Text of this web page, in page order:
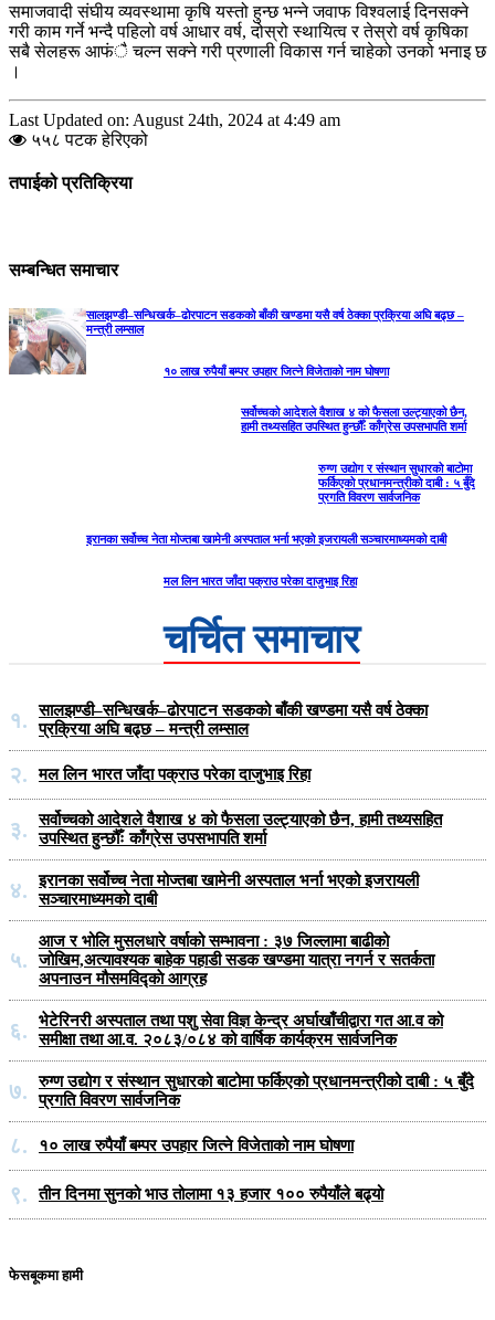
समाजवादी संघीय व्यवस्थामा कृषि यस्तो हुन्छ भन्ने जवाफ विश्वलाई दिनसक्ने
गरी काम गर्ने भन्दै पहिलो वर्ष आधार वर्ष, दोस्रो स्थायित्व र तेस्रो वर्ष कृषिका
सबै सेलहरू आफंै चल्न सक्ने गरी प्रणाली विकास गर्न चाहेको उनको भनाइ छ
।
Last Updated on: August 24th, 2024 at 4:49 am
५५८ पटक हेरिएको
तपाईको प्रतिक्रिया
सम्बन्धित समाचार
सालझण्डी–सन्धिखर्क–ढोरपाटन सडकको बाँकी खण्डमा यसै वर्ष ठेक्का प्रक्रिया अघि बढ्छ –
मन्त्री लम्साल
१० लाख रुपैयाँ बम्पर उपहार जित्ने विजेताको नाम घोषणा
सर्वोच्चको आदेशले वैशाख ४ को फैसला उल्ट्याएको छैन,
हामी तथ्यसहित उपस्थित हुन्छौँः काँग्रेस उपसभापति शर्मा
रुग्ण उद्योग र संस्थान सुधारको बाटोमा
फर्किएको प्रधानमन्त्रीको दाबी : ५ बुँदे
प्रगति विवरण सार्वजनिक
इरानका सर्वोच्च नेता मोज्तबा खामेनी अस्पताल भर्ना भएको इजरायली सञ्चारमाध्यमको दाबी
मल लिन भारत जाँदा पक्राउ परेका दाजुभाइ रिहा
चर्चित समाचार
१.
सालझण्डी–सन्धिखर्क–ढोरपाटन सडकको बाँकी खण्डमा यसै वर्ष ठेक्का
प्रक्रिया अघि बढ्छ – मन्त्री लम्साल
२. मल लिन भारत जाँदा पक्राउ परेका दाजुभाइ रिहा
३.
सर्वोच्चको आदेशले वैशाख ४ को फैसला उल्ट्याएको छैन, हामी तथ्यसहित
उपस्थित हुन्छौँः काँग्रेस उपसभापति शर्मा
४.
इरानका सर्वोच्च नेता मोज्तबा खामेनी अस्पताल भर्ना भएको इजरायली
सञ्चारमाध्यमको दाबी
५.
आज र भोलि मुसलधारे वर्षाको सम्भावना : ३७ जिल्लामा बाढीको
जोखिम,अत्यावश्यक बाहेक पहाडी सडक खण्डमा यात्रा नगर्न र सतर्कता
अपनाउन मौसमविद्काे आग्रह
६.
भेटेरिनरी अस्पताल तथा पशु सेवा विज्ञ केन्द्र अर्घाखाँचीद्वारा गत आ.व को
समीक्षा तथा आ.व. २०८३/०८४ को वार्षिक कार्यक्रम सार्वजनिक
७.
रुग्ण उद्योग र संस्थान सुधारको बाटोमा फर्किएको प्रधानमन्त्रीको दाबी : ५ बुँदे
प्रगति विवरण सार्वजनिक
८. १० लाख रुपैयाँ बम्पर उपहार जित्ने विजेताको नाम घोषणा
९. तीन दिनमा सुनको भाउ तोलामा १३ हजार १०० रुपैयाँले बढ्यो
फेसबूकमा हामी